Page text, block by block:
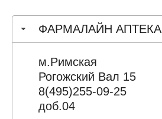
ФАРМАЛАЙН АПТЕКА
м.Римская
Рогожский Вал 15
8(495)255-09-25
доб.04